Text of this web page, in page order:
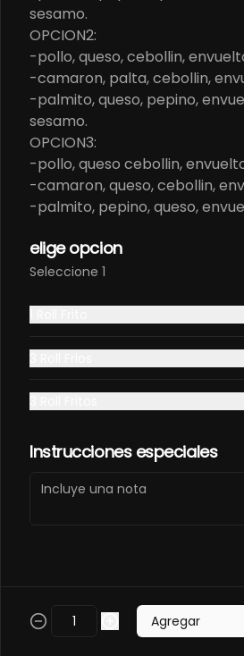
Ceviche
Camaron,
$12.990
EBI
EBI
Frito en
fresco,
Envuelto en
salmon
toques de
sesamo.
OPCION2:
-pollo, queso, cebollin,
-camaron, palta, cebollin,
-palmito, queso, pepino,
sesamo.
OPCION3:
-pollo, queso cebollin,
-camaron, queso, cebollin,
-palmito, pepino, queso,
elige opcion
Seleccione 1
Instrucciones especiales
Agregar